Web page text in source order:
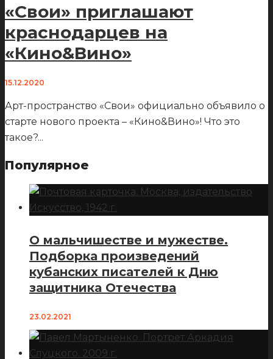
«Свои» приглашают
краснодарцев на
«Кино&Вино»
15.12.2020
Арт-пространство «Свои» официально объявило о
старте нового проекта – «Кино&Вино»! Что это
такое?...
Популярное
О мальчишестве и мужестве.
Подборка произведений
кубанских писателей к Дню
защитника Отечества
23.02.2021